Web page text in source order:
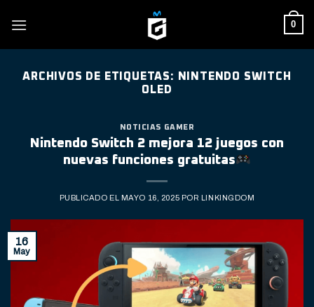
0
ARCHIVOS DE ETIQUETAS:
NINTENDO SWITCH
OLED
NOTICIAS GAMER
Nintendo Switch 2 mejora 12 juegos con
nuevas funciones gratuitas
PUBLICADO EL MAYO 16, 2025 POR LINKINGDOM
16
May